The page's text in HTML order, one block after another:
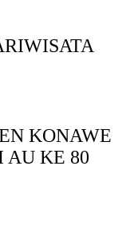
KONAWE
AU KE 80